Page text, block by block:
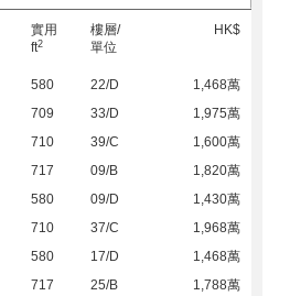
實用
ft2
樓層/
單位
HK$
580 22/D
1,468萬
709 33/D
1,975萬
710 39/C
1,600萬
717 09/B
1,820萬
580 09/D
1,430萬
710 37/C
1,968萬
580 17/D
1,468萬
717 25/B
1,788萬